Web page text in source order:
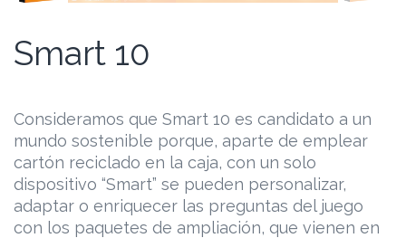
Smart 10
Consideramos que Smart 10 es candidato a un
mundo sostenible porque, aparte de emplear
cartón reciclado en la caja, con un solo
dispositivo “Smart” se pueden personalizar,
adaptar o enriquecer las preguntas del juego
con los paquetes de ampliación, que vienen en